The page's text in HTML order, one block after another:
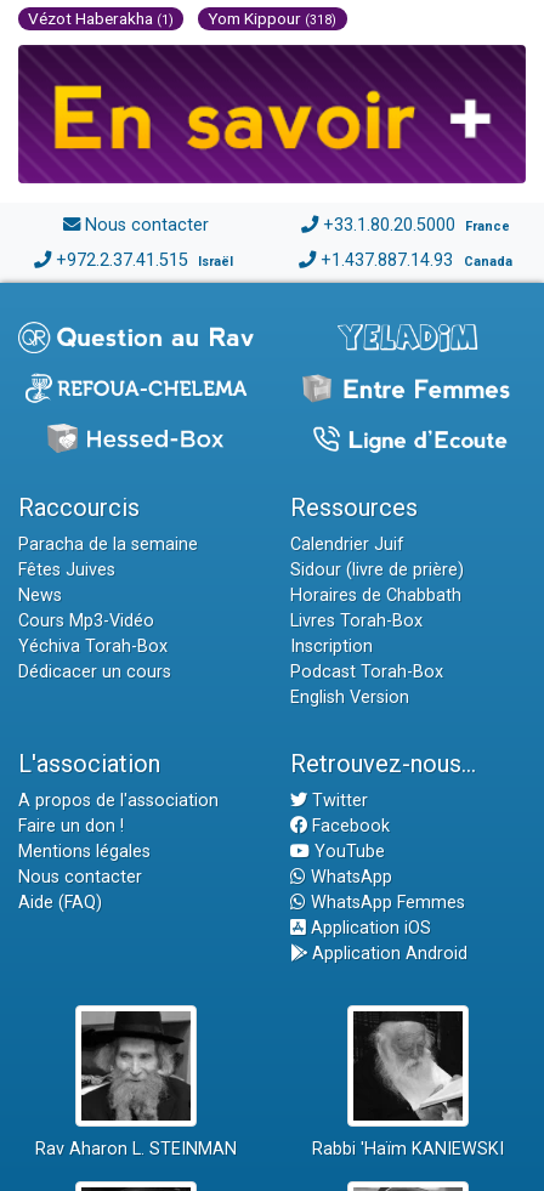
Vézot Haberakha (1) Yom Kippour (318)
Nous contacter +33.1.80.20.5000 France
+972.2.37.41.515 Israël +1.437.887.14.93 Canada
Raccourcis
Paracha de la semaine
Fêtes Juives
News
Cours Mp3-Vidéo
Yéchiva Torah-Box
Dédicacer un cours
Ressources
Calendrier Juif
Sidour (livre de prière)
Horaires de Chabbath
Livres Torah-Box
Inscription
Podcast Torah-Box
English Version
L'association
A propos de l'association
Faire un don !
Mentions légales
Nous contacter
Aide (FAQ)
Retrouvez-nous...
Twitter
Facebook
YouTube
WhatsApp
WhatsApp Femmes
Application iOS
Application Android
Rav Aharon L. STEINMAN Rabbi 'Haïm KANIEWSKI